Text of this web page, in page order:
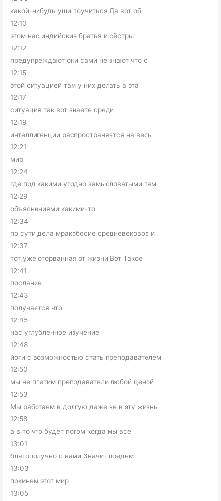
какой-нибудь уши поучиться Да вот об
12:10
этом нас индийские братья и сёстры
12:12
предупреждают они сами не знают что с
12:15
этой ситуацией там у них делать а эта
12:17
ситуация так вот знаете среди
12:19
интеллигенции распространяется на весь
12:21
мир
12:24
где под какими угодно замысловатыми там
12:29
объяснениями какими-то
12:34
по сути дела мракобесие средневековое и
12:37
тот уже оторванная от жизни Вот Такое
12:41
послание
12:43
получается что
12:45
нас углубленное изучение
12:48
йоги с возможностью стать преподавателем
12:50
мы не платим преподаватели любой ценой
12:53
Мы работаем в долгую даже не в эту жизнь
12:58
а в то что будет потом когда мы все
13:01
благополучно с вами Значит поедем
13:03
покинем этот мир
13:05